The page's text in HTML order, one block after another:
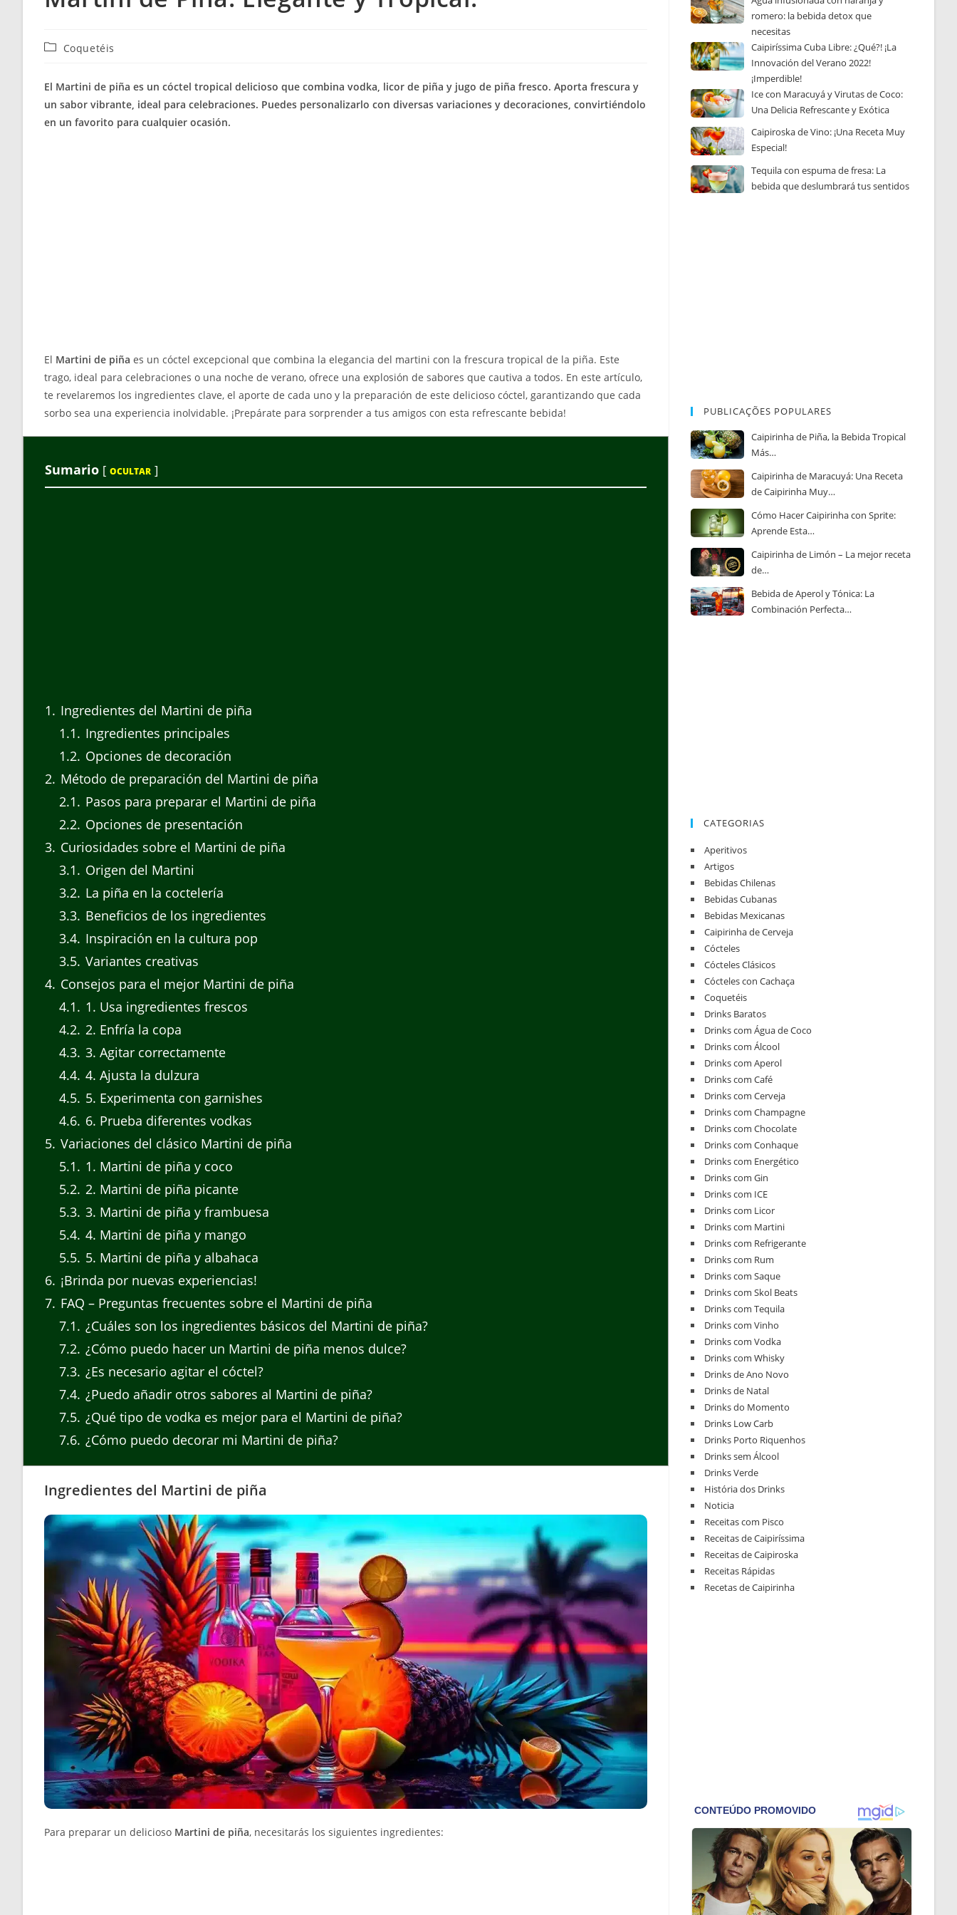
Categoría
entrada:
Coquetéis
El Martini de piña es un cóctel tropical delicioso que combina vodka, licor de piña y jugo de piña fresco. Aporta frescura y
un sabor vibrante, ideal para celebraciones. Puedes personalizarlo con diversas variaciones y decoraciones, convirtiéndolo
en un favorito para cualquier ocasión.
El Martini de piña es un cóctel excepcional que combina la elegancia del martini con la frescura tropical de la piña. Este
trago, ideal para celebraciones o una noche de verano, ofrece una explosión de sabores que cautiva a todos. En este artículo,
te revelaremos los ingredientes clave, el aporte de cada uno y la preparación de este delicioso cóctel, garantizando que cada
sorbo sea una experiencia inolvidable. ¡Prepárate para sorprender a tus amigos con esta refrescante bebida!
Sumario [ OCULTAR ]
1
Ingredientes del Martini de piña
1.1
Ingredientes principales
1.2 Opciones de decoración
2 Método de preparación del Martini de piña
2.1
Pasos para preparar el Martini de piña
2.2 Opciones de presentación
3 Curiosidades sobre el Martini de piña
3.1
Origen del Martini
3.2 La piña en la coctelería
3.3 Beneficios de los ingredientes
3.4 Inspiración en la cultura pop
3.5 Variantes creativas
4 Consejos para el mejor Martini de piña
4.1
1. Usa ingredientes frescos
4.2 2. Enfría la copa
4.3 3. Agitar correctamente
4.4 4. Ajusta la dulzura
4.5 5. Experimenta con garnishes
4.6 6. Prueba diferentes vodkas
5 Variaciones del clásico Martini de piña
5.1
1. Martini de piña y coco
5.2 2. Martini de piña picante
5.3 3. Martini de piña y frambuesa
5.4 4. Martini de piña y mango
5.5 5. Martini de piña y albahaca
6 ¡Brinda por nuevas experiencias!
7 FAQ – Preguntas frecuentes sobre el Martini de piña
7.1
¿Cuáles son los ingredientes básicos del Martini de piña?
7.2 ¿Cómo puedo hacer un Martini de piña menos dulce?
7.3 ¿Es necesario agitar el cóctel?
7.4 ¿Puedo añadir otros sabores al Martini de piña?
7.5 ¿Qué tipo de vodka es mejor para el Martini de piña?
7.6 ¿Cómo puedo decorar mi Martini de piña?
Ingredientes del Martini de piña
Para preparar un delicioso Martini de piña, necesitarás los siguientes ingredientes:
romero: la bebida detox que
necesitas
Caipiríssima Cuba Libre: ¿Qué?! ¡La
Innovación del Verano 2022!
¡Imperdible!
Ice con Maracuyá y Virutas de Coco:
Una Delicia Refrescante y Exótica
Caipiroska de Vino: ¡Una Receta Muy
Especial!
Tequila con espuma de fresa: La
bebida que deslumbrará tus sentidos
PUBLICAÇÕES POPULARES
Caipirinha de Piña, la Bebida Tropical
Más…
Caipirinha de Maracuyá: Una Receta
de Caipirinha Muy…
Cómo Hacer Caipirinha con Sprite:
Aprende Esta…
Caipirinha de Limón – La mejor receta
de…
Bebida de Aperol y Tónica: La
Combinación Perfecta…
CATEGORIAS
Aperitivos
Artigos
Bebidas Chilenas
Bebidas Cubanas
Bebidas Mexicanas
Caipirinha de Cerveja
Cócteles
Cócteles Clásicos
Cócteles con Cachaça
Coquetéis
Drinks Baratos
Drinks com Água de Coco
Drinks com Álcool
Drinks com Aperol
Drinks com Café
Drinks com Cerveja
Drinks com Champagne
Drinks com Chocolate
Drinks com Conhaque
Drinks com Energético
Drinks com Gin
Drinks com ICE
Drinks com Licor
Drinks com Martini
Drinks com Refrigerante
Drinks com Rum
Drinks com Saque
Drinks com Skol Beats
Drinks com Tequila
Drinks com Vinho
Drinks com Vodka
Drinks com Whisky
Drinks de Ano Novo
Drinks de Natal
Drinks do Momento
Drinks Low Carb
Drinks Porto Riquenhos
Drinks sem Álcool
Drinks Verde
História dos Drinks
Noticia
Receitas com Pisco
Receitas de Caipiríssima
Receitas de Caipiroska
Receitas Rápidas
Recetas de Caipirinha